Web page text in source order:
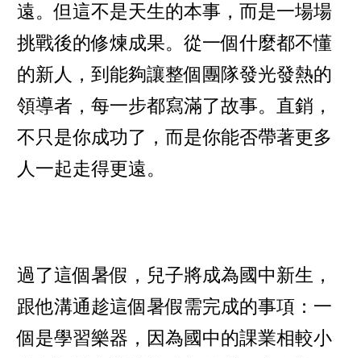
遠。但這不是天生的本事，而是一場場
挑戰後的修煉成果。從一個什麼都不懂
的新人，到能夠讓整個團隊發光發熱的
領導者，每一步都寫滿了故事。直銷，
不只是你成功了，而是你能否帶著更多
人一起走得更遠。
過了這個暑假，兒子將成為國中新生，
跟他溝通趁這個暑假需完成的事項：一
個是學習樂器，因為國中的課業相較小